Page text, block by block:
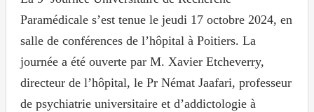
Paramédicale s’est tenue le jeudi 17 octobre 2024, en
salle de conférences de l’hôpital à Poitiers. La
journée a été ouverte par M. Xavier Etcheverry,
directeur de l’hôpital, le Pr Némat Jaafari, professeur
de psychiatrie universitaire et d’addictologie à